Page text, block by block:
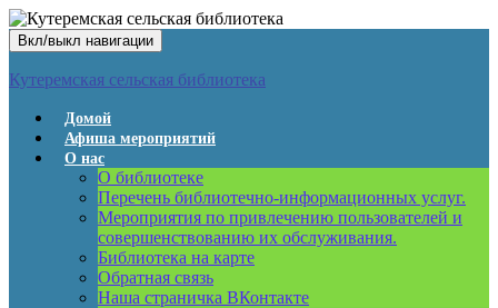
Вкл/выкл навигации
Кутеремская сельская библиотека
Домой
Афиша мероприятий
О нас
О библиотеке
Перечень библиотечно-информационных услуг.
Мероприятия по привлечению пользователей и
совершенствованию их обслуживания.
Библиотека на карте
Обратная связь
Наша страничка ВКонтакте